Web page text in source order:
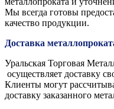
Мы всегда готовы
качество продукции.
Доставка
Уральская Торговая
осуществляет доставку
Клиенты могут
доставку заказанного